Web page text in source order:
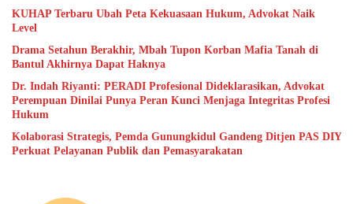
KUHAP Terbaru Ubah Peta Kekuasaan Hukum, Advokat Naik
Level
Drama Setahun Berakhir, Mbah Tupon Korban Mafia Tanah di
Bantul Akhirnya Dapat Haknya
Dr. Indah Riyanti: PERADI Profesional Dideklarasikan, Advokat
Perempuan Dinilai Punya Peran Kunci Menjaga Integritas Profesi
Hukum
Kolaborasi Strategis, Pemda Gunungkidul Gandeng Ditjen PAS DIY
Perkuat Pelayanan Publik dan Pemasyarakatan